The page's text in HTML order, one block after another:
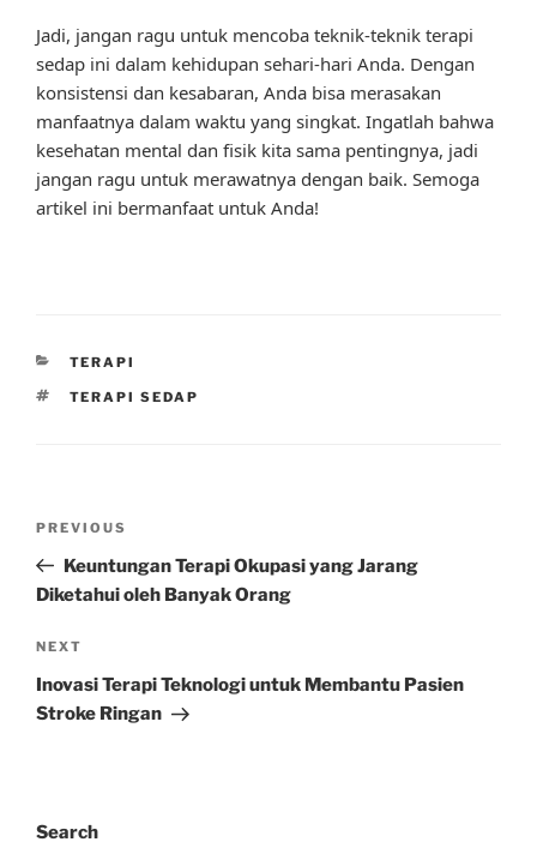
Jadi, jangan ragu untuk mencoba teknik-teknik terapi
sedap ini dalam kehidupan sehari-hari Anda. Dengan
konsistensi dan kesabaran, Anda bisa merasakan
manfaatnya dalam waktu yang singkat. Ingatlah bahwa
kesehatan mental dan fisik kita sama pentingnya, jadi
jangan ragu untuk merawatnya dengan baik. Semoga
artikel ini bermanfaat untuk Anda!
CATEGORIES
TERAPI
TAGS
TERAPI SEDAP
Previous
Post
PREVIOUS
Keuntungan Terapi Okupasi yang Jarang
Diketahui oleh Banyak Orang
Next
Post
NEXT
Inovasi Terapi Teknologi untuk Membantu Pasien
Stroke Ringan
Search